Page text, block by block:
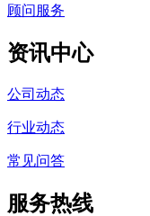
顾问服务
资讯中心
公司动态
行业动态
常见问答
服务热线